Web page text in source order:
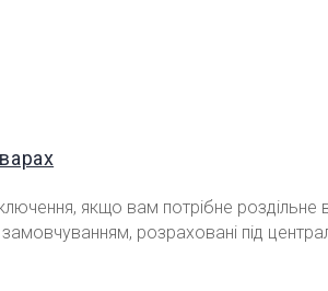
якщо вам потрібне
замовчуванням, розраховані під